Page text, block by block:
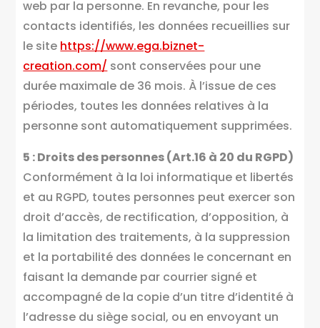
web par la personne. En revanche, pour les
contacts identifiés, les données recueillies sur
le site https://www.ega.biznet-
creation.com/ sont conservées pour une
durée maximale de 36 mois. À l’issue de ces
périodes, toutes les données relatives à la
personne sont automatiquement supprimées.
5 : Droits des personnes (Art.16 à 20 du RGPD)
Conformément à la loi informatique et libertés
et au RGPD, toutes personnes peut exercer son
droit d’accès, de rectification, d’opposition, à
la limitation des traitements, à la suppression
et la portabilité des données le concernant en
faisant la demande par courrier signé et
accompagné de la copie d’un titre d’identité à
l’adresse du siège social, ou en envoyant un